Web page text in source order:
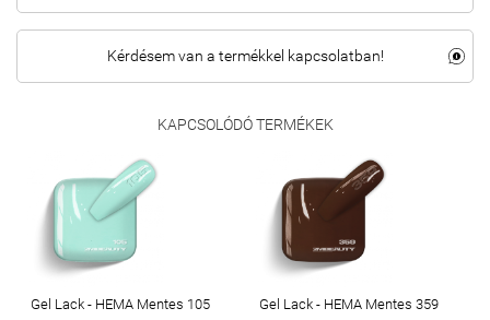
Kérdésem van a termékkel kapcsolatban!
KAPCSOLÓDÓ TERMÉKEK
Gel Lack - HEMA Mentes 105 Gel Lack - HEMA Mentes 359